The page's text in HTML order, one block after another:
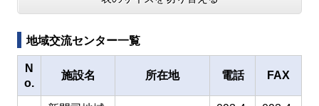
地域交流センター一覧
N
o.
施設名 所在地 電話 FAX